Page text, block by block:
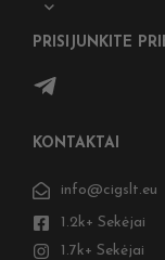
PRISIJUNKITE
KONTAKTAI
info@cigslt.eu
1.2k+ Sekėjai
1.7k+ Sekėjai